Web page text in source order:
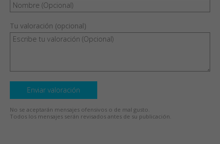
Tu valoración (opcional)
Enviar valoración
No se aceptarán mensajes ofensivos o de mal gusto.
Todos los mensajes serán revisados antes de su publicación.